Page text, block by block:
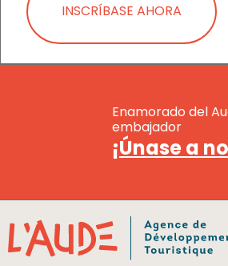
INSCRÍBASE AHORA
Enamorado del
embajador
¡Únase a